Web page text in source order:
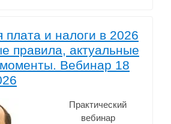
плата и налоги в 2026
правила, актуальные
Вебинар 18
Практический
вебинар